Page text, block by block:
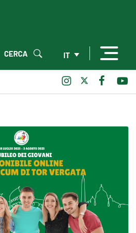
IT
CERCA